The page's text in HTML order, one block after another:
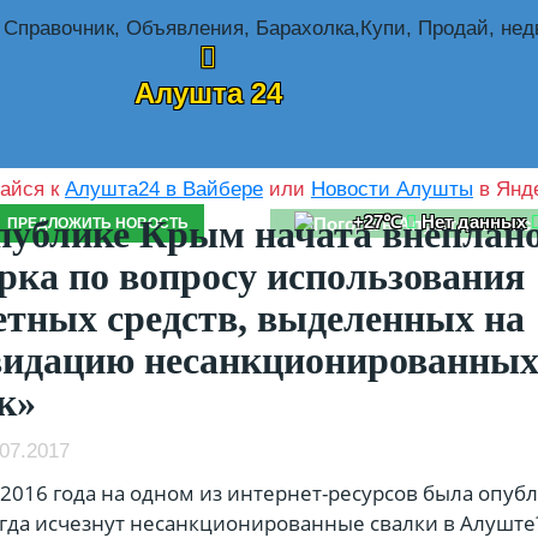
Алушта 24
ПРЕДЛОЖИТЬ НОВОСТЬ +27℃ Нет данных
к Алушта24 в Вайбереили Новости Алушты в
Крым начата
по вопросу использования
средств, выделенных на
несанкционированных
года на одном из интернет-ресурсов была
исчезнут несанкционированные свалки в